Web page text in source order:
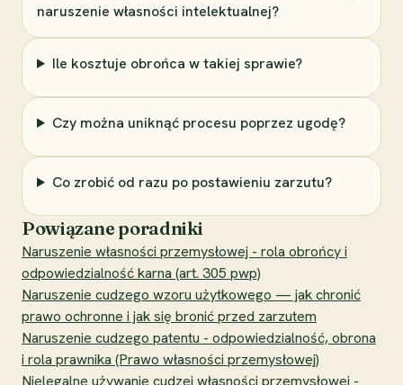
naruszenie własności intelektualnej?
Ile kosztuje obrońca w takiej sprawie?
Czy można uniknąć procesu poprzez ugodę?
Co zrobić od razu po postawieniu zarzutu?
Powiązane poradniki
Naruszenie własności przemysłowej - rola obrońcy i
odpowiedzialność karna (art. 305 pwp)
Naruszenie cudzego wzoru użytkowego — jak chronić
prawo ochronne i jak się bronić przed zarzutem
Naruszenie cudzego patentu - odpowiedzialność, obrona
i rola prawnika (Prawo własności przemysłowej)
Nielegalne używanie cudzej własności przemysłowej -